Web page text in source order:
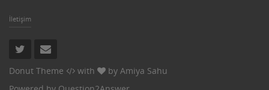
İletişim
Donut Theme with by Amiya Sahu